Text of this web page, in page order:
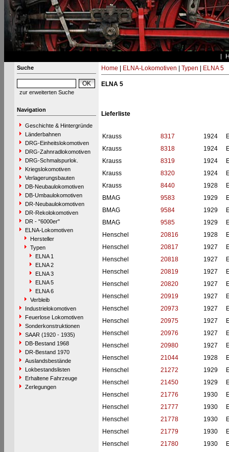
Suche
zur erweiterten Suche
Navigation
Geschichte & Hintergründe
Länderbahnen
DRG-Einheitslokomotiven
DRG-Zahnradlokomotiven
DRG-Schmalspurlok.
Kriegslokomotiven
Verlagerungsbauten
DB-Neubaulokomotiven
DB-Umbaulokomotiven
DR-Neubaulokomotiven
DR-Rekolokomotiven
DR - "6000er"
ELNA-Lokomotiven
Hersteller
Typen
ELNA 1
ELNA 2
ELNA 3
ELNA 5
ELNA 6
Verbleib
Industrielokomotiven
Feuerlose Lokomotiven
Sonderkonstruktionen
SAAR (1920 - 1935)
DB-Bestand 1968
DR-Bestand 1970
Auslandsbestände
Lokbestandslisten
Erhaltene Fahrzeuge
Zerlegungen
Home ELNA-Lokomotiven Typen ELNA 5
ELNA 5
Lieferliste
Krauss 8317 1924
Krauss
8318 1924
Krauss
8319 1924
Krauss
8320 1924
Krauss
8440 1928
BMAG
9583 1929
BMAG
9584 1929
BMAG
9585 1929
Henschel
20816 1928
Henschel
20817 1927
Henschel
20818 1927
Henschel
20819 1927
Henschel
20820 1927
Henschel
20919 1927
Henschel
20973 1927
Henschel
20975 1927
Henschel
20976 1927
Henschel
20980 1927
Henschel
21044 1928
Henschel
21272 1929
Henschel
21450 1929
Henschel
21776 1930
Henschel
21777 1930
Henschel
21778 1930
Henschel
21779 1930
Henschel
21780 1930